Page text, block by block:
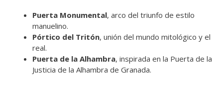
Puerta Monumental, arco del triunfo de estilo
manuelino.
Pórtico del Tritón, unión del mundo mitológico y el
real.
Puerta de la Alhambra, inspirada en la Puerta de la
Justicia de la Alhambra de Granada.